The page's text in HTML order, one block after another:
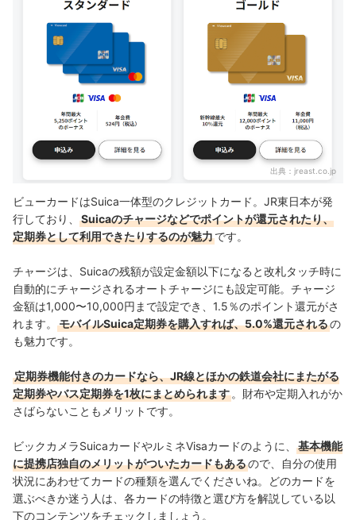
出典： jreast.co.jp
ビューカードはSuica一体型のクレジットカード。JR東日本が発
行しており、
Suicaのチャージなどでポイントが還元されたり、
定期券として利用できたりするのが魅力です。
チャージは、 Suicaの残額が設定金額以下になると改札タッチ時に
自動的にチャージされるオートチャージにも設定可能。チャージ
金額は1,000〜10,000円まで設定でき、1.5％のポイント還元がさ
れます。
モバイルSuica定期券を購入すれば、5.0%還元されるの
も魅力です。
定期券機能付きのカードなら、JR線とほかの鉄道会社にまたがる
定期券やバス定期券を1枚にまとめられます 。財布や定期入れがか
さばらないこともメリットです。
ビックカメラSuicaカードやルミネVisaカードのように、
基本機能
に提携店独自のメリットがついたカードもあるので、自分の使用
状況にあわせてカードの種類を選んでくださいね。どのカードを
選ぶべきか迷う人は、各カードの特徴と選び方を解説している以
下のコンテンツをチェックしましょう。